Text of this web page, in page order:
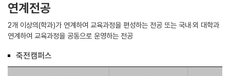
연계전공
2개 이상의(학과)가 연계하여 교육과정을 편성하는 전공 또는 국내‧외 대학과
연계하여 교육과정을 공동으로 운영하는 전공
죽전캠퍼스